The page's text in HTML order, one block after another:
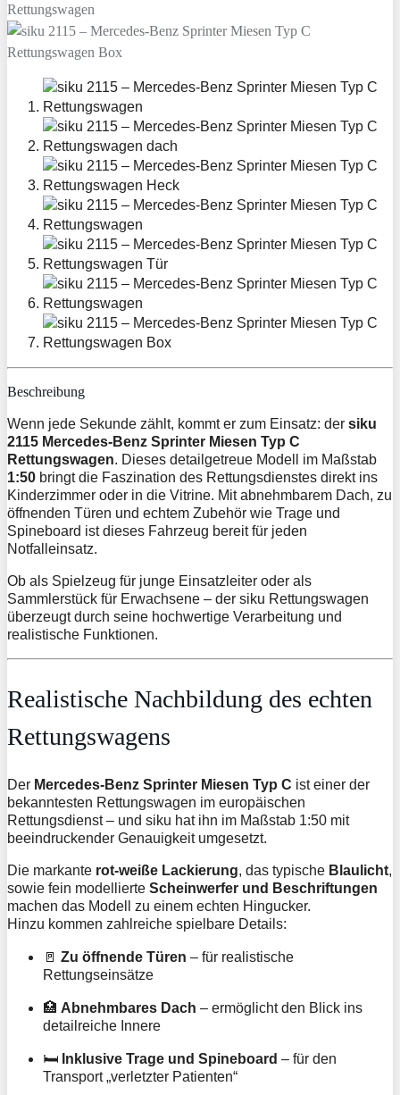
Beschreibung
Wenn jede Sekunde zählt, kommt er zum Einsatz: der siku
2115 Mercedes-Benz Sprinter Miesen Typ C
Rettungswagen. Dieses detailgetreue Modell im Maßstab
1:50 bringt die Faszination des Rettungsdienstes direkt ins
Kinderzimmer oder in die Vitrine. Mit abnehmbarem Dach, zu
öffnenden Türen und echtem Zubehör wie Trage und
Spineboard ist dieses Fahrzeug bereit für jeden
Notfalleinsatz.
Ob als Spielzeug für junge Einsatzleiter oder als
Sammlerstück für Erwachsene – der siku Rettungswagen
überzeugt durch seine hochwertige Verarbeitung und
realistische Funktionen.
Realistische Nachbildung des echten
Rettungswagens
Der Mercedes-Benz Sprinter Miesen Typ C ist einer der
bekanntesten Rettungswagen im europäischen
Rettungsdienst – und siku hat ihn im Maßstab 1:50 mit
beeindruckender Genauigkeit umgesetzt.
Die markante rot-weiße Lackierung, das typische Blaulicht,
sowie fein modellierte Scheinwerfer und Beschriftungen
machen das Modell zu einem echten Hingucker.
Hinzu kommen zahlreiche spielbare Details:
🚪 Zu öffnende Türen – für realistische
Rettungseinsätze
🏥 Abnehmbares Dach – ermöglicht den Blick ins
detailreiche Innere
🛏️ Inklusive Trage und Spineboard – für den
Transport „verletzter Patienten“